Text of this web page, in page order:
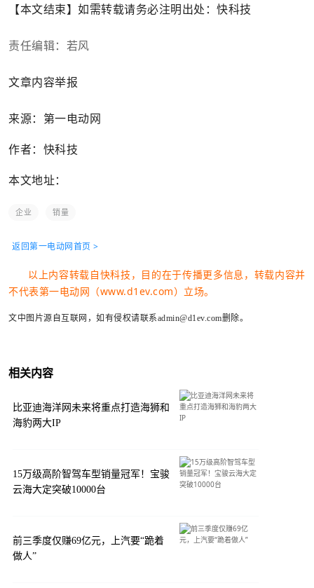
【本文结束】如需转载请务必注明出处：快科技
责任编辑：若风
文章内容举报
来源：第一电动网
作者：快科技
本文地址：
企业 销量
返回第一电动网首页 >
以上内容转载自快科技，目的在于传播更多信息，转载内容并
不代表第一电动网（www.d1ev.com）立场。
文中图片源自互联网，如有侵权请联系admin@d1ev.com删除。
相关内容
比亚迪海洋网未来将重点打造海狮和
海豹两大IP
15万级高阶智驾车型销量冠军！宝骏
云海大定突破10000台
前三季度仅赚69亿元，上汽要“跪着
做人”